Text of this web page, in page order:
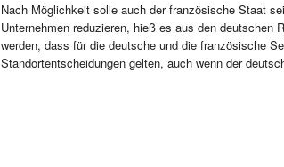
Nach Möglichkeit solle auch der französische Staat
Unternehmen reduzieren, hieß es aus den deutschen
werden, dass für die deutsche und die französische
Standortentscheidungen gelten, auch wenn der